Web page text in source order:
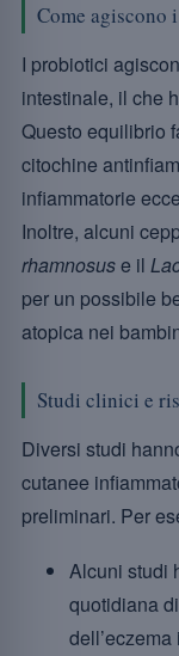
Come
I probiotici
intestinale, il che
Questo equilibrio
citochine
infiammatorie
Inoltre, alcuni
rhamnosuse il
per un possibile
atopica nei
Studi clinici e
Diversi studi
cutanee
preliminari. Per
Alcuni studi
quotidiana